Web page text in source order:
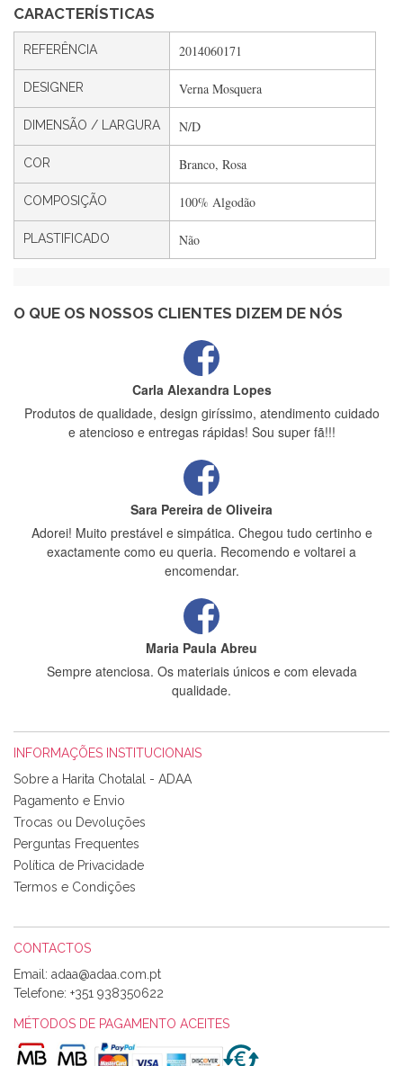
CARACTERÍSTICAS
REFERÊNCIA 2014060171
DESIGNER Verna Mosquera
DIMENSÃO / LARGURA N/D
COR Branco, Rosa
COMPOSIÇÃO 100% Algodão
PLASTIFICADO Não
O QUE OS NOSSOS CLIENTES DIZEM DE NÓS
Silvia André
Gostei ,Serviço bastante rápido. recomendo
Filipa Freire
Rápido, atendimento 5*. Hoje chegará a segunda encomenda
feita de muitas certamente❤️
estrelas
Carla Alexandra Lopes
Produtos de qualidade, design giríssimo, atendimento cuidado
e atencioso e entregas rápidas! Sou super fã!!!
Sara Pereira de Oliveira
Adorei! Muito prestável e simpática. Chegou tudo certinho e
exactamente como eu queria. Recomendo e voltarei a
encomendar.
Maria Paula Abreu
Sempre atenciosa. Os materiais únicos e com elevada
qualidade.
Tudo chegou em condições, pois os produtos vieram muito
bem acondicionados. Estou plenamente satisfeita com os
produtos adquiridos. Relativamente à bolsa, tem um tecido
com um padrão e cores muito bonitas e a execução está
perfeitíssima. Futuramente penso voltar a comprar na vossa
loja, têm excelentes artigos a um preço muito justo. A
Alexandra Morais
Olá boa Noite. Os meus tecidos chegaram hoje. Muito
obrigada pelo miminho que dá um jeitaço pras minhas linhas
de bordar e não sei o que pões nos tecidos, mas que cheiram
maravilhosamente ... cheiram! :) Muito Obrigada.
INFORMAÇÕES INSTITUCIONAIS
Sobre a Harita Chotalal - ADAA
Pagamento e Envio
Trocas ou Devoluções
Perguntas Frequentes
Política de Privacidade
Termos e Condições
CONTACTOS
Email:
Telefone: +351 938350622
MÉTODOS DE PAGAMENTO ACEITES